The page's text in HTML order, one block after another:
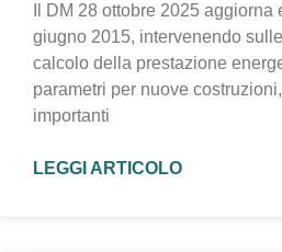
Il DM 28 ottobre 2025
giugno 2015, intervenendo
calcolo della prestazione
parametri per nuove
importanti
LEGGI ARTICOLO